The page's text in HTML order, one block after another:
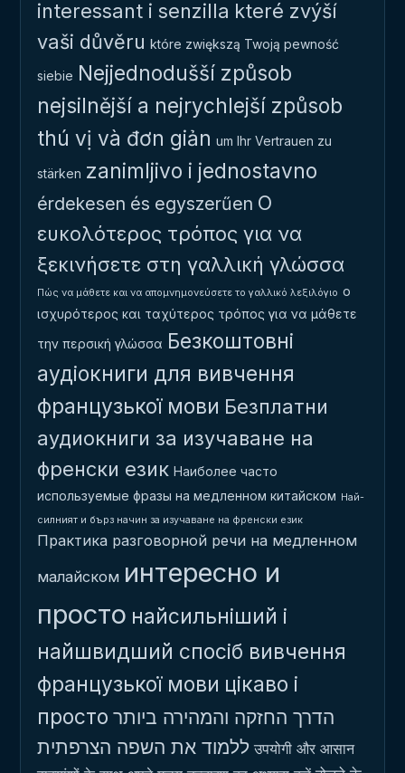
interessant i senzilla které zvýší
vaši důvěru które zwiększą Twoją pewność
siebie Nejjednodušší způsob
nejsilnější a nejrychlejší způsob
thú vị và đơn giản um Ihr Vertrauen zu
stärken zanimljivo i jednostavno
érdekesen és egyszerűen Ο
ευκολότερος τρόπος για να
ξεκινήσετε στη γαλλική γλώσσα
Πώς να μάθετε και να απομνημονεύσετε το γαλλικό λεξιλόγιο ο
ισχυρότερος και ταχύτερος τρόπος για να μάθετε
την περσική γλώσσα Безкоштовні
аудіокниги для вивчення
французької мови Безплатни
аудиокниги за изучаване на
френски език Наиболее часто
используемые фразы на медленном китайском
Най-
силният и бърз начин за изучаване на френски език
Практика разговорной речи на медленном
малайском интересно и
просто найсильніший і
найшвидший спосіб вивчення
французької мови цікаво і
просто הדרך החזקה והמהירה ביותר
ללמוד את השפה הצרפתית उपयोगी और आसान